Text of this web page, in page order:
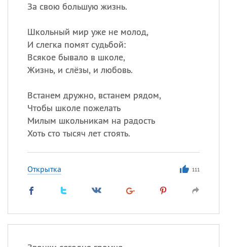
За свою большую жизнь.
Школьный мир уже не молод,
И слегка помят судьбой:
Всякое бывало в школе,
Жизнь, и слёзы, и любовь.
Встанем дружно, встанем рядом,
Чтобы школе пожелать
Милым школьникам на радость
Хоть сто тысяч лет стоять.
Открытка 111